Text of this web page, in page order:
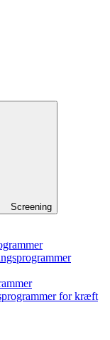
Screening
for kræft